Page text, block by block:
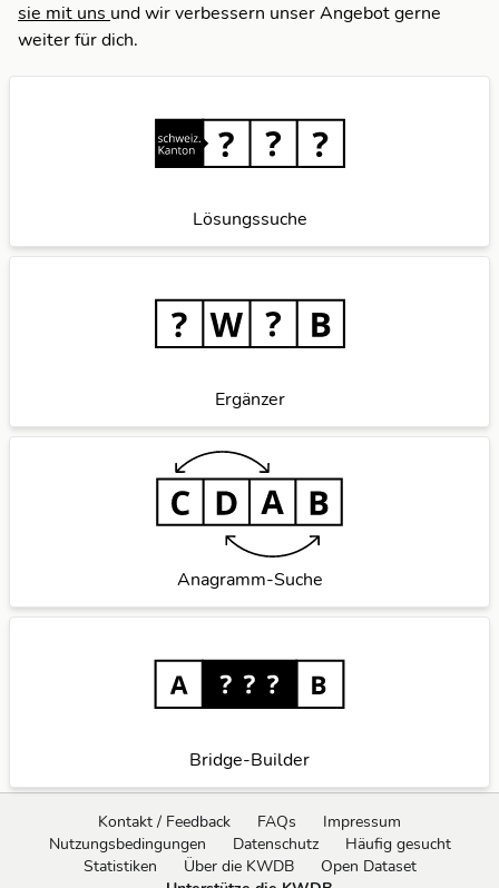
sie mit uns und wir verbessern unser Angebot gerne
weiter für dich.
Lösungssuche
Ergänzer
Anagramm-Suche
Bridge-Builder
Kontakt / Feedback FAQs
Impressum
Nutzungsbedingungen
Datenschutz
Häufig gesucht
Statistiken
Über die KWDB
Open Dataset